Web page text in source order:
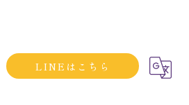
LINEはこちら